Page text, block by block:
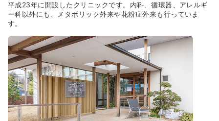
平成23年に開設したクリニックです。内科、循環器、アレルギ
ー科以外にも、メタボリック外来や花粉症外来も行っていま
す。